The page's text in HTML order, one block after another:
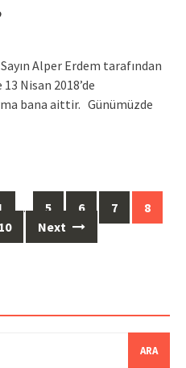
Alper Erdem tarafından
Nisan 2018’de
bana aittir. Günümüzde
… 5 6 7
8
10 Next